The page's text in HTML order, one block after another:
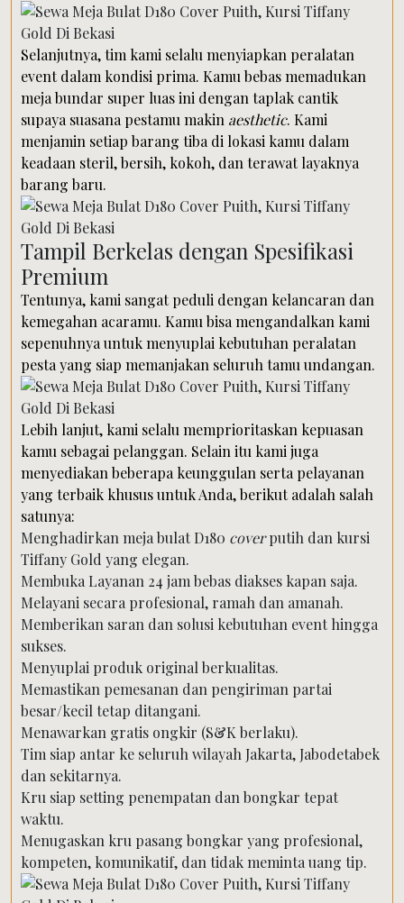
Selanjutnya, tim kami selalu menyiapkan peralatan
event dalam kondisi prima. Kamu bebas memadukan
meja bundar super luas ini dengan taplak cantik
supaya suasana pestamu makin aesthetic. Kami
menjamin setiap barang tiba di lokasi kamu dalam
keadaan steril, bersih, kokoh, dan terawat layaknya
barang baru.
Tampil Berkelas dengan Spesifikasi
Premium
Tentunya, kami sangat peduli dengan kelancaran dan
kemegahan acaramu. Kamu bisa mengandalkan kami
sepenuhnya untuk menyuplai kebutuhan peralatan
pesta yang siap memanjakan seluruh tamu undangan.
Lebih lanjut, kami selalu memprioritaskan kepuasan
kamu sebagai pelanggan. Selain itu kami juga
menyediakan beberapa keunggulan serta pelayanan
yang terbaik khusus untuk Anda, berikut adalah salah
satunya:
Menghadirkan meja bulat D180 coverputih dan kursi
Tiffany Gold yang elegan.
Membuka Layanan 24 jam bebas diakses kapan saja.
Melayani secara profesional, ramah dan amanah.
Memberikan saran dan solusi kebutuhan event hingga
sukses.
Menyuplai produk original berkualitas.
Memastikan pemesanan dan pengiriman partai
besar/kecil tetap ditangani.
Menawarkan gratis ongkir (S&K berlaku).
Tim siap antar ke seluruh wilayah Jakarta, Jabodetabek
dan sekitarnya.
Kru siap setting penempatan dan bongkar tepat
waktu.
Menugaskan kru pasang bongkar yang profesional,
kompeten, komunikatif, dan tidak meminta uang tip.